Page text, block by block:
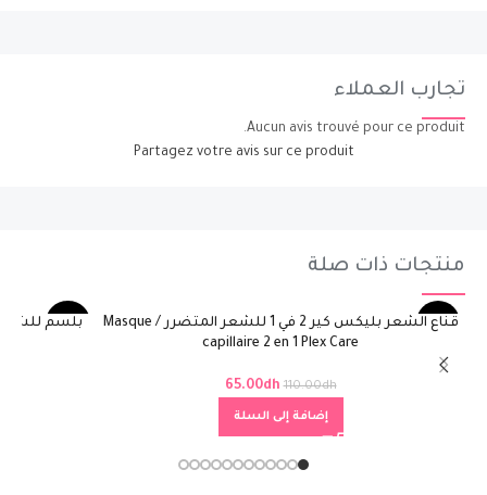
تجارب العملاء
Aucun avis trouvé pour ce produit.
Partagez votre avis sur ce produit
منتجات ذات صلة
-41%
قناع الشعر بليكس كير 2 في 1 للشعر المتضرر / Masque
capillaire 2 en 1 Plex Care
110.00dh
65.00dh
إضافة إلى السلة
-44%
بلسم للشعر